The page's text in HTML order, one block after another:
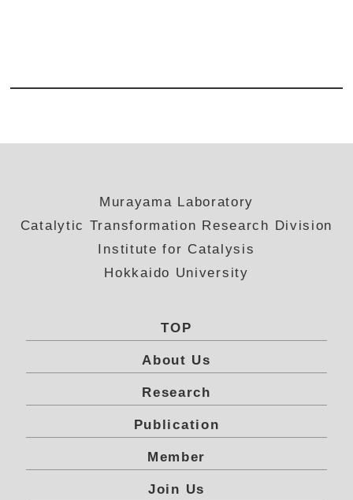
Murayama Laboratory
Catalytic Transformation Research Division
Institute for Catalysis
Hokkaido University
TOP
About Us
Research
Publication
Member
Join Us